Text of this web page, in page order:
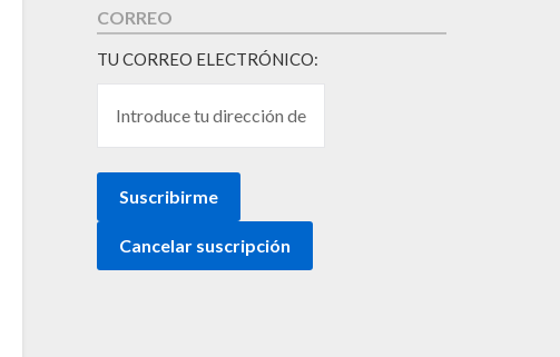
CORREO
TU CORREO ELECTRÓNICO: